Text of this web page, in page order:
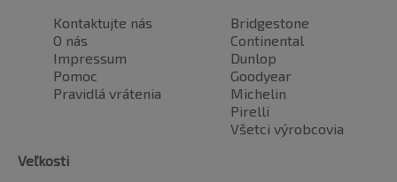
Kontaktujte nás
O nás
Impressum
Pomoc
Pravidlá vrátenia
Bridgestone
Continental
Dunlop
Goodyear
Michelin
Pirelli
Všetci výrobcovia
Veľkosti